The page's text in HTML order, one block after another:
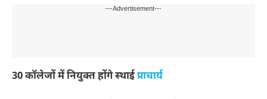
---Advertisement---
30 कॉलेजों में नियुक्त होंगे स्थाईप्राचार्य